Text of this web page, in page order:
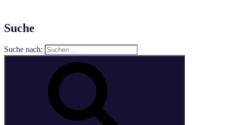
Suche
Suche nach: